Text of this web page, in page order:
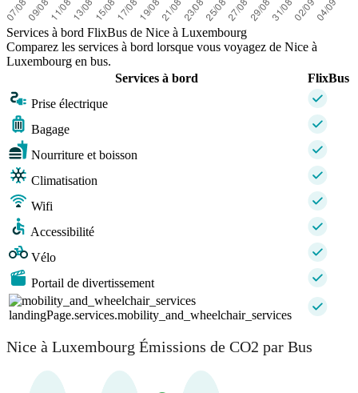
Services à bord FlixBus de Nice à Luxembourg
Comparez les services à bord lorsque vous voyagez de Nice à
Luxembourg en bus.
Services à bord
FlixBus
Prise électrique
Bagage
Nourriture et boisson
Climatisation
Wifi
Accessibilité
Vélo
Portail de divertissement
landingPage.services.mobility_and_wheelchair_services
Nice à Luxembourg Émissions de CO2 par Bus